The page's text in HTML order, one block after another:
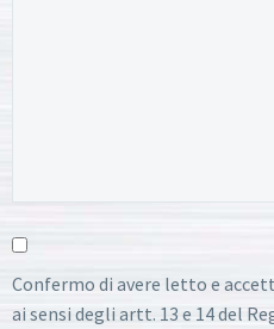
Confermo di avere letto e
ai sensi degli artt. 13 e 14 del